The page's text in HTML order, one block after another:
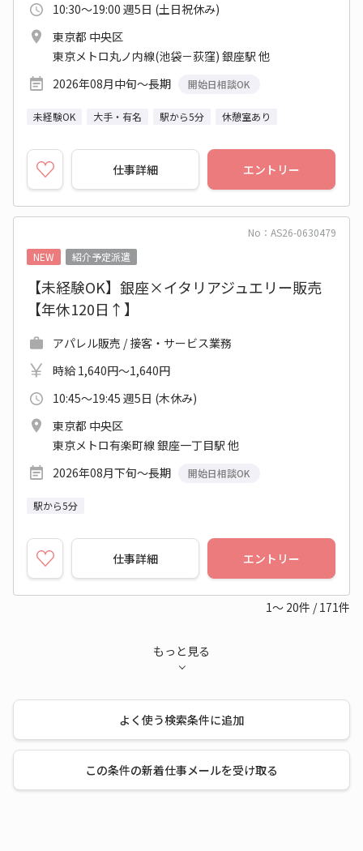
10:30～19:00 週5日 (土日祝休み)
東京都 中央区
東京メトロ丸ノ内線(池袋－荻窪) 銀座駅 他
2026年08月中旬～長期
開始日相談OK
未経験OK 大手・有名 駅から5分 休憩室あり
仕事詳細 エントリー
No：AS26-0630479
NEW
紹介予定派遣
【未経験OK】銀座×イタリアジュエリー販売
【年休120日↑】
アパレル販売 / 接客・サービス業務
時給 1,640円～1,640円
10:45～19:45 週5日 (木休み)
東京都 中央区
東京メトロ有楽町線 銀座一丁目駅 他
2026年08月下旬～長期
開始日相談OK
駅から5分
仕事詳細 エントリー
1～ 20件 / 171件
もっと見る
よく使う検索条件に追加
この条件の新着仕事メールを受け取る